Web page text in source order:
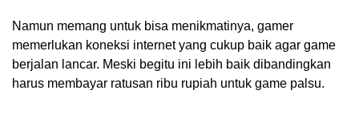
Namun memang untuk bisa menikmatinya, gamer
memerlukan koneksi internet yang cukup baik agar game
berjalan lancar. Meski begitu ini lebih baik dibandingkan
harus membayar ratusan ribu rupiah untuk game palsu.